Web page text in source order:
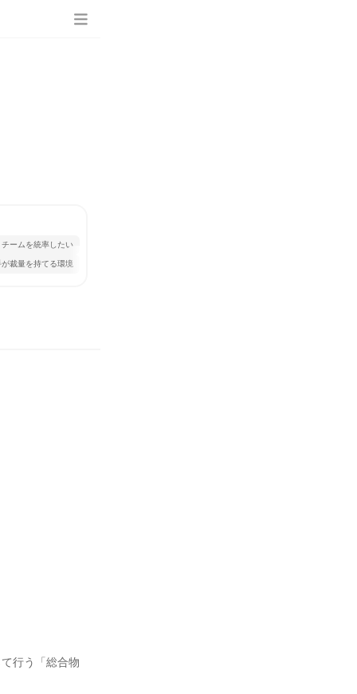
チームを統率したい
が裁量を持てる環境
行う「総合物